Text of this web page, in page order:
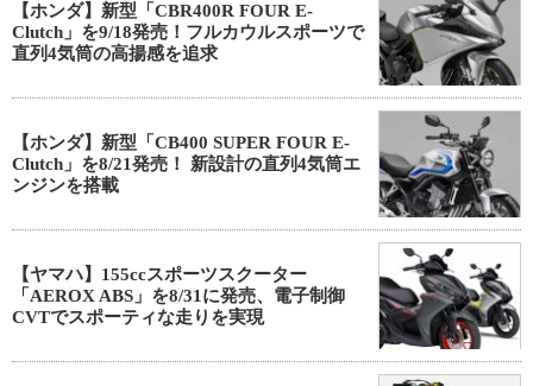
【ホンダ】新型「CBR400R FOUR E-
Clutch」を9/18発売！フルカウルスポーツで
直列4気筒の高揚感を追求
【ホンダ】新型「CB400 SUPER FOUR E-
Clutch」を8/21発売！ 新設計の直列4気筒エ
ンジンを搭載
【ヤマハ】155ccスポーツスクーター
「AEROX ABS」を8/31に発売、電子制御
CVTでスポーティな走りを実現